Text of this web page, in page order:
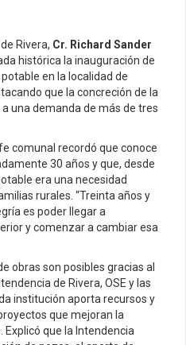
Rivera, Cr. Richard Sander
histórica la inauguración de
en la localidad de
que la concreción de la
una demanda de más de tres
comunal recordó que conoce
30 años y que, desde
era una necesidad
rurales. “Treinta años y
es poder llegar a
y comenzar a cambiar esa
obras son posibles gracias al
de Rivera, OSE y las
institución aporta recursos y
que mejoran la
Explicó que la Intendencia